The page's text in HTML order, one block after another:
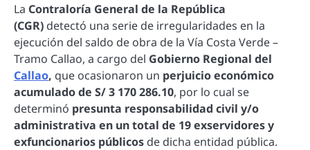
La Contraloría General de la República
(CGR) detectó una serie de irregularidades en la
ejecución del saldo de obra de la Vía Costa Verde –
Tramo Callao, a cargo del Gobierno Regional del
Callao, que ocasionaron un perjuicio económico
acumulado de S/ 3 170 286.10, por lo cual se
determinó presunta responsabilidad civil y/o
administrativa en un total de 19 exservidores y
exfuncionarios públicos de dicha entidad pública.